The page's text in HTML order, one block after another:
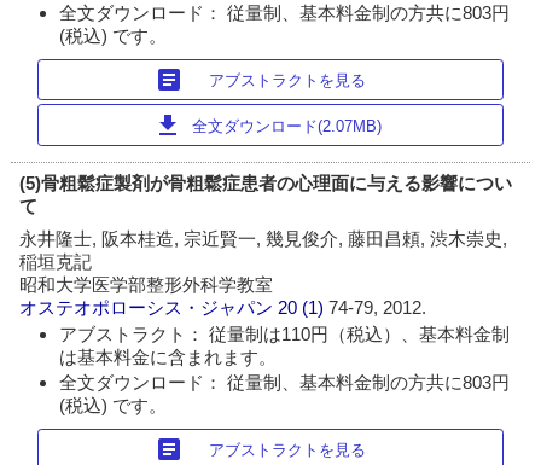
全文ダウンロード： 従量制、基本料金制の方共に803円
(税込) です。
article アブストラクトを見る
download 全文ダウンロード(2.07MB)
(5)骨粗鬆症製剤が骨粗鬆症患者の心理面に与える影響につい
て
永井隆士, 阪本桂造, 宗近賢一, 幾見俊介, 藤田昌頼, 渋木崇史,
稲垣克記
昭和大学医学部整形外科学教室
オステオポローシス・ジャパン 20 (1)74-79, 2012.
アブストラクト： 従量制は110円（税込）、基本料金制
は基本料金に含まれます。
全文ダウンロード： 従量制、基本料金制の方共に803円
(税込) です。
article アブストラクトを見る